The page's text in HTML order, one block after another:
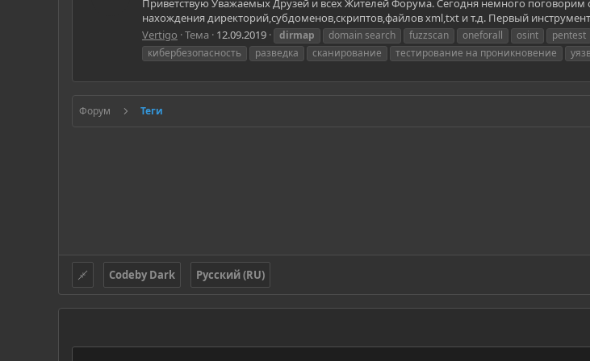
нахождения директорий,субдоменов,скриптов,файлов xml,txt и т.д. Первый
Vertigo Тема 12.09.2019 dirmap domain search fuzzscan oneforall osint pentest
кибербезопасность
разведка сканирование тестирование на проникновение
Форум Теги
Codeby Dark Русский (RU)